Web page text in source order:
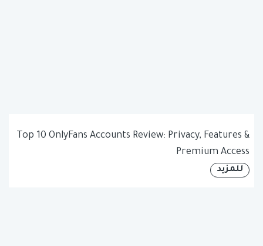
Top 10 OnlyFans Accounts Review: Privacy, Features &
Premium Access
للمزيد